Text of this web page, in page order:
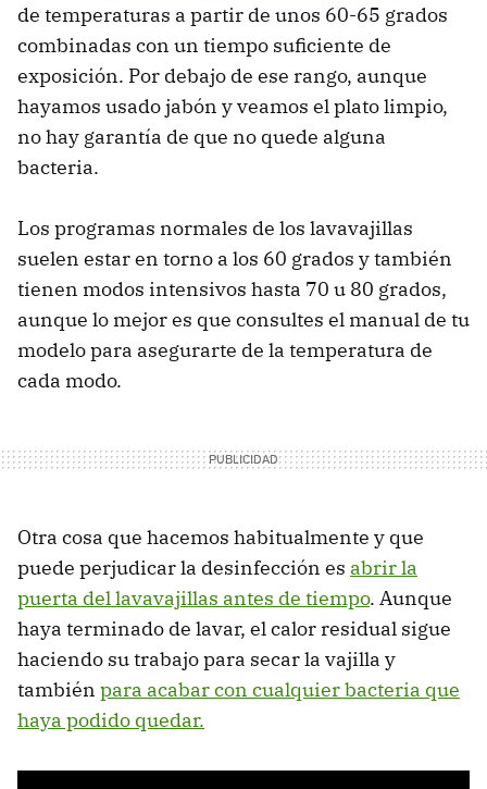
de temperaturas a partir de unos 60-65 grados
combinadas con un tiempo suficiente de
exposición. Por debajo de ese rango, aunque
hayamos usado jabón y veamos el plato limpio,
no hay garantía de que no quede alguna
bacteria.
Los programas normales de los lavavajillas
suelen estar en torno a los 60 grados y también
tienen modos intensivos hasta 70 u 80 grados,
aunque lo mejor es que consultes el manual de tu
modelo para asegurarte de la temperatura de
cada modo.
Otra cosa que hacemos habitualmente y que
puede perjudicar la desinfección es abrir la
puerta del lavavajillas antes de tiempo. Aunque
haya terminado de lavar, el calor residual sigue
haciendo su trabajo para secar la vajilla y
también para acabar con cualquier bacteria que
haya podido quedar.